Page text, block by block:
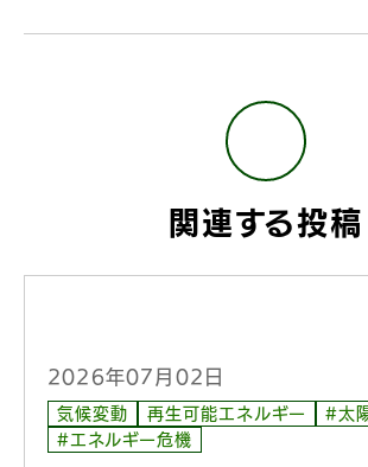
関連する投稿
2026年07月02日
気候変動 再生可能エネルギー
#太
#エネルギー危機